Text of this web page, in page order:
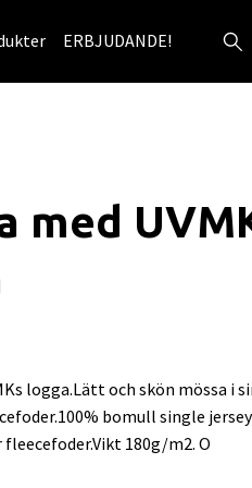
ERBJUDANDE!
med
logga.Lätt och skön mössa i
bomull single
180g/m2. O